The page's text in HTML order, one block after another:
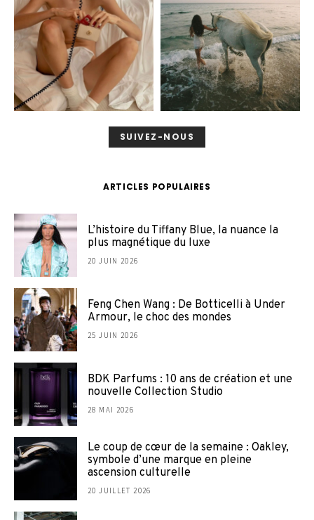
SUIVEZ-NOUS
ARTICLES POPULAIRES
L’histoire du Tiffany Blue, la nuance la
plus magnétique du luxe
20 JUIN 2026
Feng Chen Wang : De Botticelli à Under
Armour, le choc des mondes
25 JUIN 2026
BDK Parfums : 10 ans de création et une
nouvelle Collection Studio
28 MAI 2026
Le coup de cœur de la semaine : Oakley,
symbole d’une marque en pleine
ascension culturelle
20 JUILLET 2026